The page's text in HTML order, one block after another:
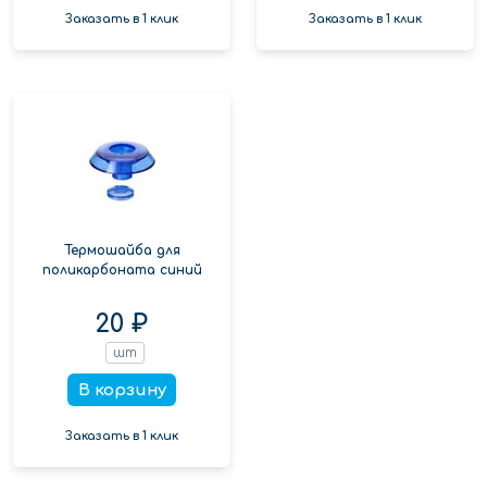
Заказать в 1 клик Заказать в 1 клик
Термошайба для
поликарбоната синий
20 ₽
шт
В корзину
Заказать в 1 клик